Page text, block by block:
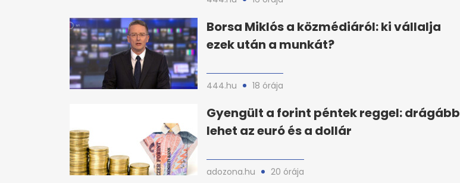
Borsa Miklós a közmédiáról: ki vállalja
ezek után a munkát?
444.hu 18 órája
Gyengült a forint péntek reggel: drágább
lehet az euró és a dollár
adozona.hu 20 órája